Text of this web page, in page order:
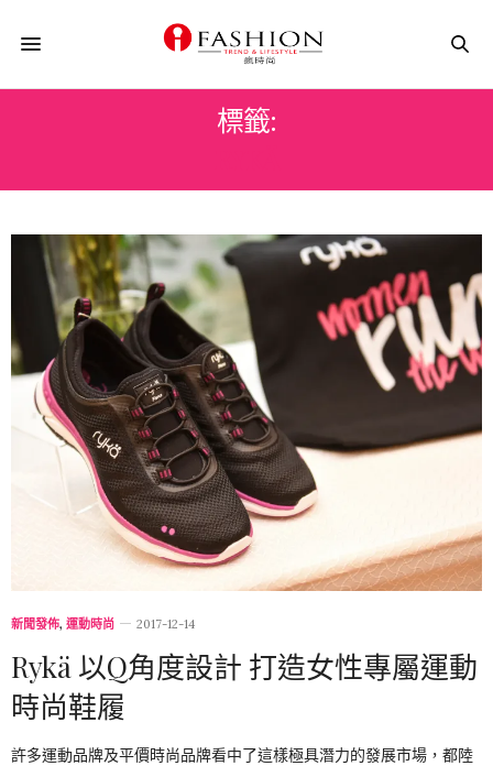
標籤:
新聞發佈, 運動時尚 2017-12-14
Rykä 以Q角度設計 打造女性專屬運動
時尚鞋履
許多運動品牌及平價時尚品牌看中了這樣極具潛力的發展市場，都陸